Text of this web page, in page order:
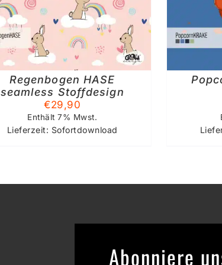
Regenbogen HASE
seamless Stoffdesign
€29,90
Enthält 7% Mwst.
Lieferzeit: Sofortdownload
MEHRERE
VARIANTEN
AUF.
DIE
OPTIONEN
KÖNNEN
Abonniere